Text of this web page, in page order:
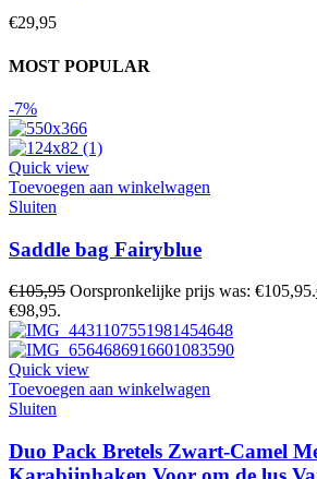
€29,95
MOST POPULAR
-7%
Quick view
Toevoegen aan winkelwagen
Sluiten
Saddle bag Fairyblue
€105,95 Oorspronkelijke prijs was: €105,95.
€98,95.
Quick view
Toevoegen aan winkelwagen
Sluiten
Duo Pack Bretels Zwart-Camel